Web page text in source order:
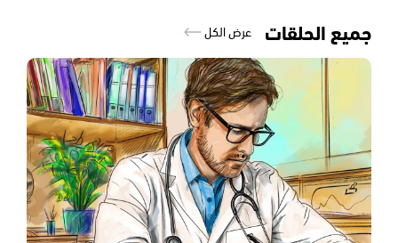
جميع الحلقات عرض الكل